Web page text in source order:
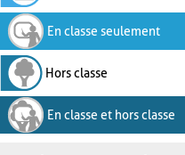
En classe seulement
Hors classe
En classe et hors classe